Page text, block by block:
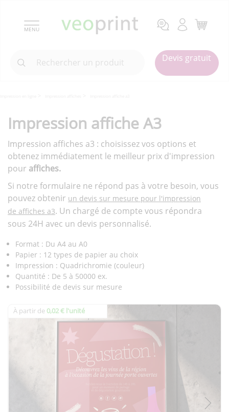
MENU
Devis gratuit
Impression affiche A3
Impression affiches a3 : choisissez vos options et
obtenez immédiatement le meilleur prix d'impression
pour affiches.
Si notre formulaire ne répond pas à votre besoin, vous
pouvez obtenir un devis sur mesure pour l'impression
de affiches a3. Un chargé de compte vous répondra
sous 24H avec un devis personnalisé.
Format : Du A4 au A0
Papier : 12 types de papier au choix
Impression : Quadrichromie (couleur)
Quantité : De 5 à 50000 ex.
Possibilité de devis sur mesure
À partir de 0,02 € l'unité